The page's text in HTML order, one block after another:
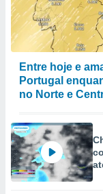
Entre hoje e
Portugal
no Norte e